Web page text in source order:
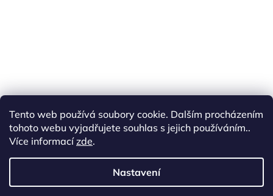
Tento web používá soubory cookie. Dalším procházením
tohoto webu vyjadřujete souhlas s jejich používáním..
Více informacízde.
Nastavení
Sledovat na Instagramu